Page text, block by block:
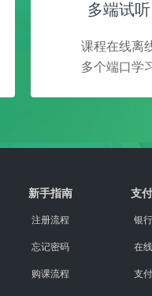
多端试听
课程在线离
多个端口学
新手指南
注册流程
忘记密码
购课流程
支
银
在
支